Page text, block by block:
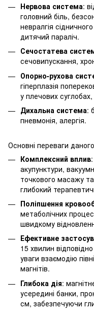
Нервова система:
головний біль,
невралгія
дитячий параліч.
Сечостатева
сечовипускання,
Опорно-рухова
гіперплазія
у плечових
Дихальна система:
пневмонія, алергія.
Основні переваги
Комплексний вплив
акупунктури,
точкового масажу
глибокий
Поліпшення
метаболічних
швидкому
Ефективне
15 хвилин
уваги взаємодію
магнітів.
Глибока дія:
усередині банки,
см, забезпечуючи